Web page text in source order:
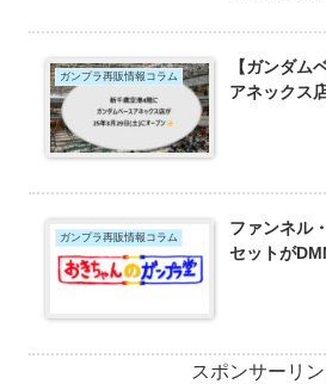
ガンプラ再販情報コラム
【ガンダム
アネックス
ガンプラ再販情報コラム
ファンネル
セットが
スポンサーリン